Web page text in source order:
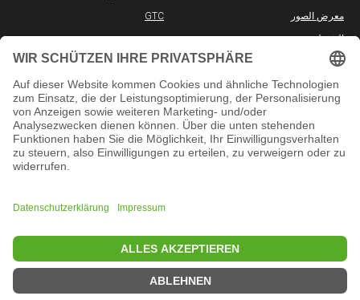
GTC
معرض الصور
الشريك
الوظائف الشاغرة
وسائل التواصل الاجتماعي
YouTube
TikTok
LinkedIn
Telegram
المعلومات
دورات حضورية
الدورات التدريبية عبر الإنترنت
App Store
Google Play